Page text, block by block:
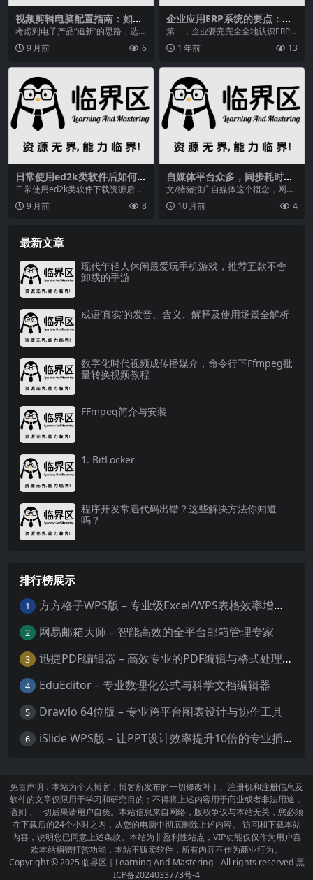
视频剪辑电脑配置指南：如何
选择CPU、GPU与内存？打造
高效工作站
考虑到电子产品“追新”的思路，选择
英特尔 12代 酷睿 i9-12900K 处理...
9 月前 6
企业应用ERP系统的要点：认
识、打破束缚与合作开发？
第一，企业要完完全全地认识ERP
系统。不仅要了解ERP系统的管理
理念，还要知道E...
1 年前 13
日常使用ed2k类软件后如何卸
载？这些方法你知道吗？
日常使用ed2k类软件下载资源后，
若需卸载，除通过控制面板或开始
菜单中的eMul...
9 月前 8
自媒体平台众多，同步耗时成
瓶颈，创作者如何破局？
文/猪猪推广自媒体这个概念，网赚
圈人皆烂熟于心。自媒体兴起以
来，越来越多的平台如...
10 月前 4
最新文章
现代年轻人休闲最爱玩手机游戏，推荐五款不舍
卸载的手游
成语‘真实’的发音、含义、解释及使用场景全解析
数字化时代视频成传播媒介，命令行下Ffmpeg批
量转换视频教程
FFmpeg简介与安装
1. BitLocker
程序开发常遇代码出错？这些解决方法你知道
吗？
排行榜展示
1 方方格子WPS版 – 专业级Excel/WPS表格效率增强插件
2 网易邮箱大师 – 智能高效的全平台邮箱管理专家
3 迅捷PDF编辑器 – 高效专业的PDF编辑与格式处理工具
4 EduEditor – 专业数理化公式与科学文档编辑器
5 Drawio 64位版 – 专业跨平台图表设计与协作工具
6 iSlide WPS版 – 让PPT设计效率提升10倍的专业插件
免责声明：本站为个人博客，博客所发布的一切修改补丁、注册机和注册信息及
软件的文章仅限用于学习和研究目的；不得将上述内容用于商业或者非法用途，
否则，一切后果请用户自负。本站信息来自网络，版权争议与本站无关，您必须
在下载后的24个小时之内，从您的电脑中彻底删除上述内容。 访问和下载本站
内容，说明您已同意上述条款。本站为非盈利性站点，VIP功能仅仅作为用户喜
欢本站捐赠打赏功能，本站不贩卖软件，所有内容不作为商业行为。
Copyright © 2025临界区｜Learning And Mastering - All rights reserved 黑
ICP备2024033773号-4